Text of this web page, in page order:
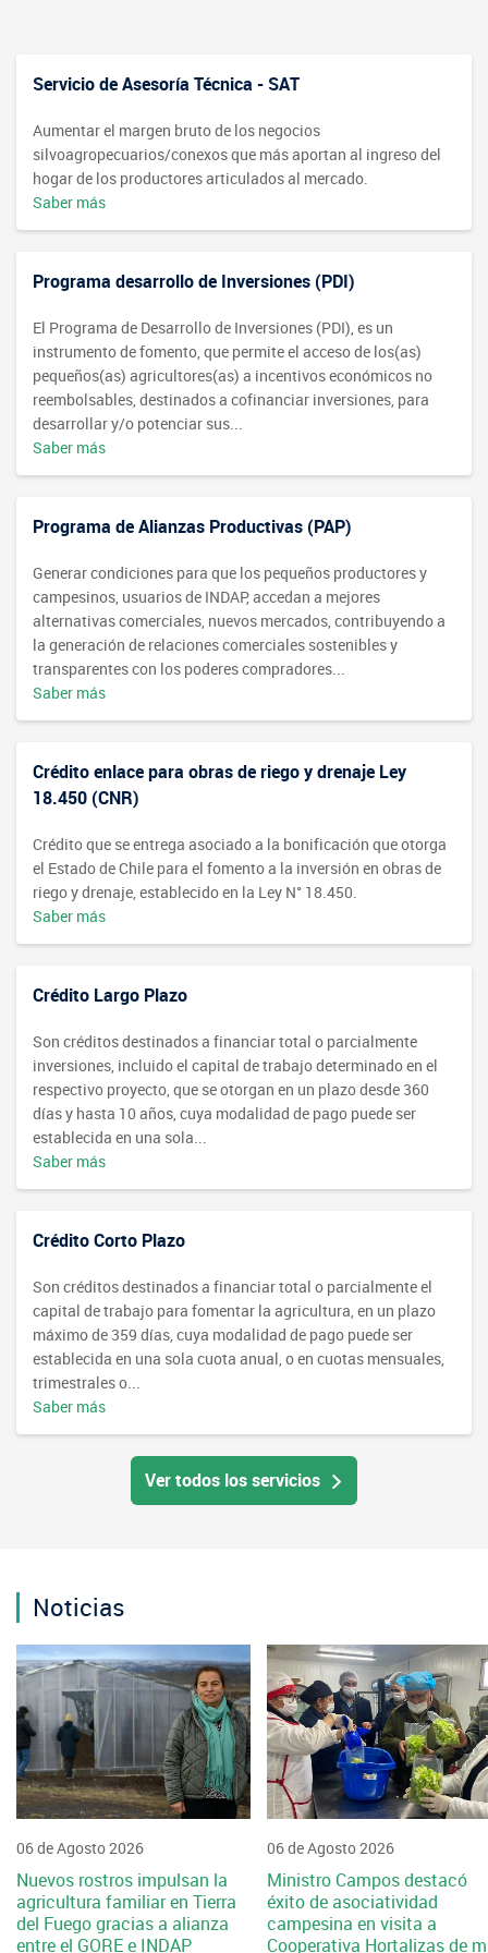
Servicio de Asesoría Técnica - SAT
Aumentar el margen bruto de los negocios
silvoagropecuarios/conexos que más aportan al ingreso del
hogar de los productores articulados al mercado.
Saber más
Programa desarrollo de Inversiones (PDI)
El Programa de Desarrollo de Inversiones (PDI), es un
instrumento de fomento, que permite el acceso de los(as)
pequeños(as) agricultores(as) a incentivos económicos no
reembolsables, destinados a cofinanciar inversiones, para
desarrollar y/o potenciar sus...
Saber más
Programa de Alianzas Productivas (PAP)
Generar condiciones para que los pequeños productores y
campesinos, usuarios de INDAP, accedan a mejores
alternativas comerciales, nuevos mercados, contribuyendo a
la generación de relaciones comerciales sostenibles y
transparentes con los poderes compradores...
Saber más
Crédito enlace para obras de riego y drenaje Ley
18.450 (CNR)
Crédito que se entrega asociado a la bonificación que otorga
el Estado de Chile para el fomento a la inversión en obras de
riego y drenaje, establecido en la Ley N° 18.450.
Saber más
Crédito Largo Plazo
Son créditos destinados a financiar total o parcialmente
inversiones, incluido el capital de trabajo determinado en el
respectivo proyecto, que se otorgan en un plazo desde 360
días y hasta 10 años, cuya modalidad de pago puede ser
establecida en una sola...
Saber más
Crédito Corto Plazo
Son créditos destinados a financiar total o parcialmente el
capital de trabajo para fomentar la agricultura, en un plazo
máximo de 359 días, cuya modalidad de pago puede ser
establecida en una sola cuota anual, o en cuotas mensuales,
trimestrales o...
Saber más
Ver todos los servicios
Noticias
06 de Agosto 2026
Nuevos rostros impulsan la
agricultura familiar en Tierra
del Fuego gracias a alianza
entre el GORE e INDAP
06 de Agosto 2026
Ministro Campos destacó
éxito de asociatividad
campesina en visita a
Cooperativa Hortalizas de